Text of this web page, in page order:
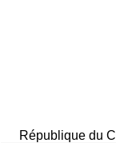
République du